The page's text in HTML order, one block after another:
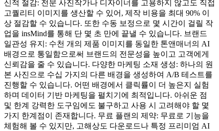
신적 절감: 전문 사진작가나 디자이너를 고용하지 않고도 직접
고퀄리티 이미지를 생산할 수 있어, 제작 비용을 최대 90% 이
상 절감할 수 있습니다. 또한 수동 보정으로 몇 시간이 걸릴 작
업을 insMind를 통해 단 몇 초 만에 끝낼 수 있습니다. 브랜드
일관성 유지: 수천 개의 제품 이미지를 동일한 톤앤매너의 AI
배경으로 통일함으로써 브랜드의 전문성을 높이고 고객에게
신뢰감을 줄 수 있습니다. 다양한 마케팅 소재 생성: 하나의 원
본 사진으로 수십 가지의 다른 배경을 생성하여 A/B 테스트를
진행할 수 있습니다. 어떤 배경에서 클릭률이 더 높은지 실험
하며 데이터 기반 마케팅을 펼치기에 최적입니다. 아쉬운 점
및 한계 강력한 도구임에도 불구하고 사용 시 고려해야 할 몇
가지 한계점이 존재합니다. 무료 플랜의 제약: 무료로 기능을
체험해 볼 수 있지만, 고해상도 다운로드나 특정 프리미엄 AI